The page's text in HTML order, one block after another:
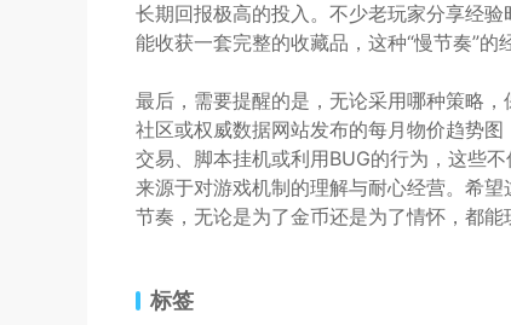
长期回报极高的投入。不少老玩家分享经
能收获一套完整的收藏品，这种“慢节奏”的
最后，需要提醒的是，无论采用哪种策略
社区或权威数据网站发布的每月物价趋势
交易、脚本挂机或利用BUG的行为，这些
来源于对游戏机制的理解与耐心经营。希
节奏，无论是为了金币还是为了情怀，都能
标签